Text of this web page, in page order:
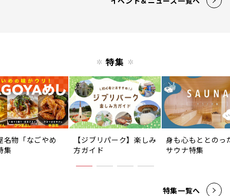
特集
名物「なごやめ
集
【ジブリパーク】楽しみ
方ガイド
身も心もととのっ
サウナ特集
特集一覧へ